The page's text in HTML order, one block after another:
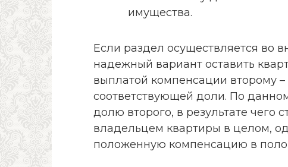
имущества.
Если раздел осуществляется во
надежный вариант оставить
выплатой компенсации второму
соответствующей доли. По
долю второго, в результате чего
владельцем квартиры в целом,
положенную компенсацию в